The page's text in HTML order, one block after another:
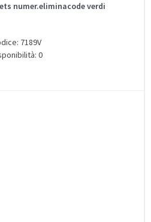
numer.eliminacode verdi
7189V
0